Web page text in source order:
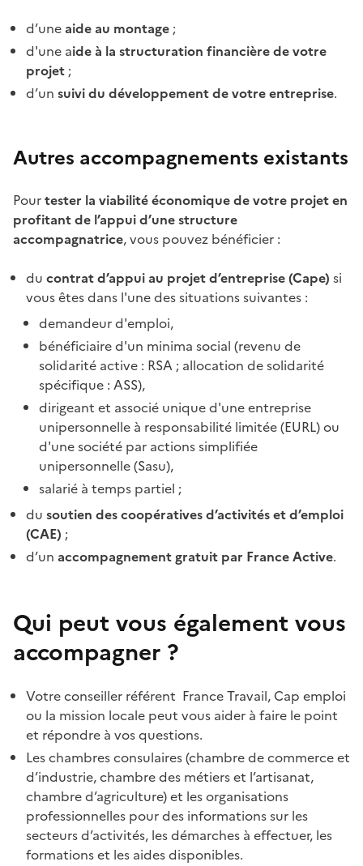
d’uneaide au montage ;
d'une aide à la structuration financière de votre
projet ;
d’un suivi du développement de votre entreprise.
Autres accompagnements existants
Pourtester la viabilité économique de votre projet en
profitant de l’appui d’une structure
accompagnatrice, vous pouvez bénéficier :
du contrat d’appui au projet d’entreprise (Cape) si
vous êtes dans l'une des situations suivantes :
demandeur d'emploi,
bénéficiaire d'un minima social (revenu de
solidarité active : RSA ; allocation de solidarité
spécifique : ASS),
dirigeant et associé unique d'une entreprise
unipersonnelle à responsabilité limitée (EURL) ou
d'une société par actions simplifiée
unipersonnelle (Sasu),
salarié à temps partiel ;
du soutien des coopératives d’activités et d’emploi
(CAE) ;
d’un accompagnement gratuit par France Active.
Qui peut vous également vous
accompagner ?
Votre conseiller référent France Travail, Cap emploi
ou la mission locale peut vous aider à faire le point
et répondre à vos questions.
Les chambres consulaires (chambre de commerce et
d’industrie, chambre des métiers et l’artisanat,
chambre d’agriculture) et les organisations
professionnelles pour des informations sur les
secteurs d’activités, les démarches à effectuer, les
formations et les aides disponibles.